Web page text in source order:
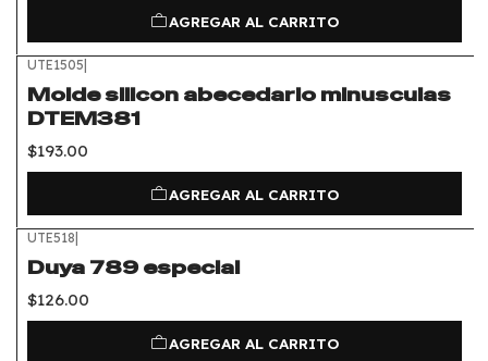
AGREGAR AL CARRITO
UTE1505|
Molde silicon abecedario minusculas
DTEM381
$193.00
AGREGAR AL CARRITO
UTE518|
Duya 789 especial
$126.00
AGREGAR AL CARRITO